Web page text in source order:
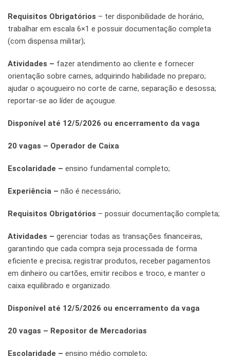
Requisitos Obrigatórios – ter disponibilidade de horário,
trabalhar em escala 6×1 e possuir documentação completa
(com dispensa militar);
Atividades – fazer atendimento ao cliente e fornecer
orientação sobre carnes, adquirindo habilidade no preparo;
ajudar o açougueiro no corte de carne, separação e desossa;
reportar-se ao líder de açougue.
Disponível até 12/5/2026 ou encerramento da vaga
20 vagas – Operador de Caixa
Escolaridade – ensino fundamental completo;
Experiência – não é necessário;
Requisitos Obrigatórios – possuir documentação completa;
Atividades – gerenciar todas as transações financeiras,
garantindo que cada compra seja processada de forma
eficiente e precisa; registrar produtos, receber pagamentos
em dinheiro ou cartões, emitir recibos e troco, e manter o
caixa equilibrado e organizado.
Disponível até 12/5/2026 ou encerramento da vaga
20 vagas – Repositor de Mercadorias
Escolaridade – ensino médio completo;